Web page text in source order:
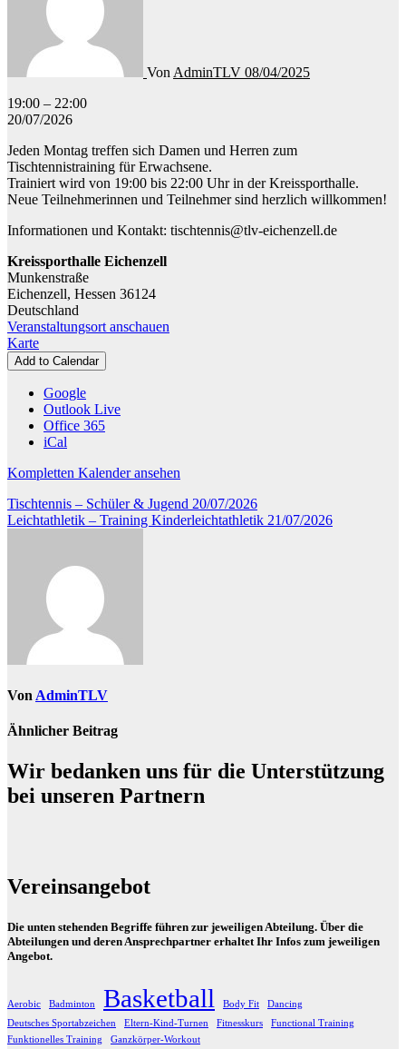
Von AdminTLV 08/04/2025
Tischtennis
-
19:00 – 22:00
20/07/2026
Jeden Montag treffen sich Damen und Herren zum
Tischtennistraining für Erwachsene.
Trainiert wird von 19:00 bis 22:00 Uhr in der Kreissporthalle.
Neue Teilnehmerinnen und Teilnehmer sind herzlich willkommen!
Informationen und Kontakt: tischtennis@tlv-eichenzell.de
Kreissporthalle Eichenzell
Munkenstraße
Eichenzell, Hessen 36124
Deutschland
Veranstaltungsort anschauen
KarteKreissporthalle
Eichenzell
Add to Calendar
Google
Outlook Live
Office 365
iCal
Kompletten Kalender ansehen
Beitragsnavigation
Tischtennis – Schüler & Jugend 20/07/2026
Leichtathletik – Training Kinderleichtathletik 21/07/2026
Von AdminTLV
Ähnlicher Beitrag
Wir bedanken uns für die Unterstützung
bei unseren Partnern
Vereinsangebot
Die unten stehenden Begriffe führen zur jeweiligen Abteilung. Über die
Abteilungen und deren Ansprechpartner erhaltet Ihr Infos zum jeweiligen
Angebot.
Aerobic Badminton Basketball Body Fit
Dancing
Deutsches Sportabzeichen
Eltern-Kind-Turnen Fitnesskurs
Functional Training
Funktionelles Training
Ganzkörper-Workout